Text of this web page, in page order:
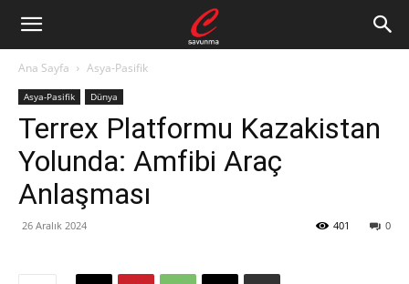
Ana Sayfa Asya-Pasifik
Asya-Pasifik Dünya
Terrex Platformu Kazakistan
Yolunda: Amfibi Araç
Anlaşması
26 Aralık 2024 0
401